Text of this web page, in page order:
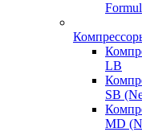
LB
SB
MD